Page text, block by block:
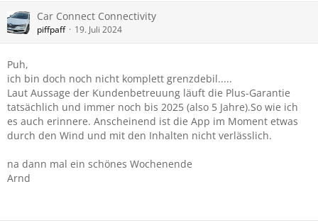
Car Connect Connectivity
piffpaff 19. Juli 2024
Puh,
ich bin doch noch nicht komplett grenzdebil.....
Laut Aussage der Kundenbetreuung läuft die Plus-Garantie
tatsächlich und immer noch bis 2025 (also 5 Jahre).So wie ich
es auch erinnere. Anscheinend ist die App im Moment etwas
durch den Wind und mit den Inhalten nicht verlässlich.
na dann mal ein schönes Wochenende
Arnd